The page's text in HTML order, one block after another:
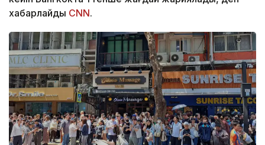
хабарлайды CNN.